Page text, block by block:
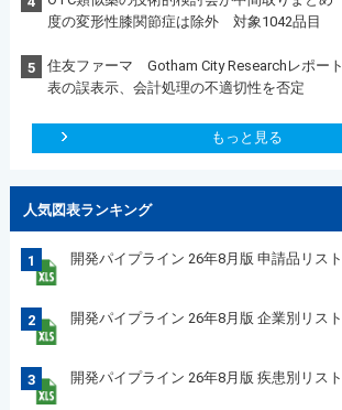
度の変形性膝関節症は除外 対象1042品目
5
住友ファーマ Gotham City Researchレポー
表の誤表示、会計処理の不適切性を否定
もっと見る
人気図表ランキング
1 開発パイプライン 26年8月版 申請品リスト
2 開発パイプライン 26年8月版 企業別リスト
3 開発パイプライン 26年8月版 疾患別リスト